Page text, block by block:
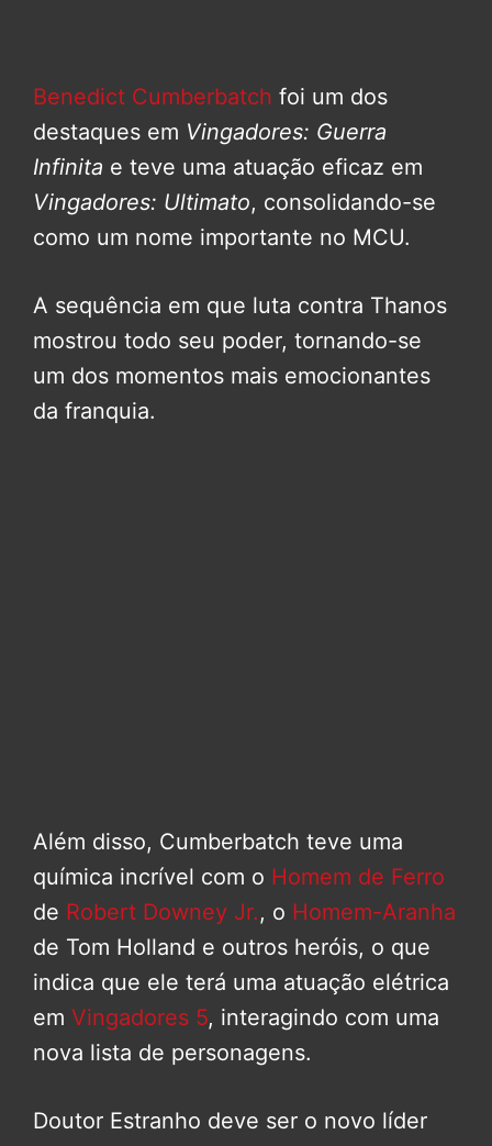
Benedict Cumberbatch foi um dos
destaques em Vingadores: Guerra
Infinita e teve uma atuação eficaz em
Vingadores: Ultimato, consolidando-se
como um nome importante no MCU.
A sequência em que luta contra Thanos
mostrou todo seu poder, tornando-se
um dos momentos mais emocionantes
da franquia.
Além disso, Cumberbatch teve uma
química incrível com o Homem de Ferro
de Robert Downey Jr., o Homem-Aranha
de Tom Holland e outros heróis, o que
indica que ele terá uma atuação elétrica
em Vingadores 5, interagindo com uma
nova lista de personagens.
Doutor Estranho deve ser o novo líder